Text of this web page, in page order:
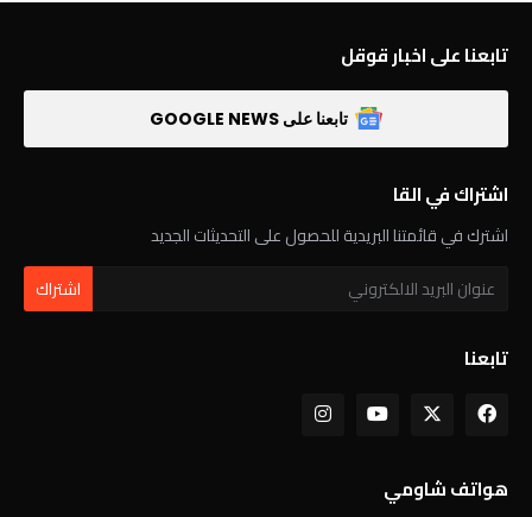
تابعنا على اخبار قوقل
تابعنا على GOOGLE NEWS
اشتراك في القا
اشترك في قائمتنا البريدية للحصول على التحديثات الجديد
تابعنا
هواتف شاومي